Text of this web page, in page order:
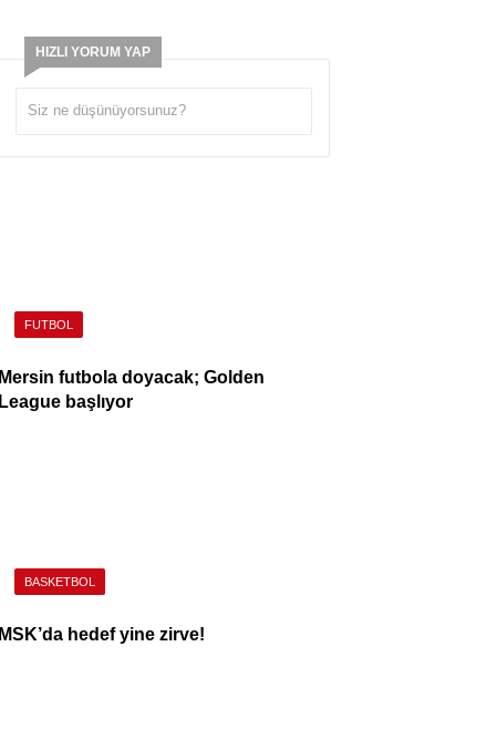
HIZLI YORUM YAP
FUTBOL
Mersin futbola doyacak; Golden
League başlıyor
BASKETBOL
MSK’da hedef yine zirve!